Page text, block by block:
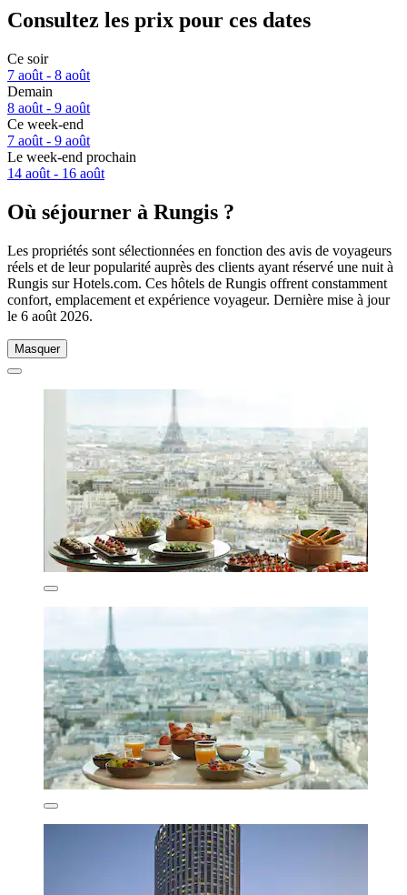
Consultez les prix pour ces dates
Ce soir
7 août - 8 août
Demain
8 août - 9 août
Ce week-end
7 août - 9 août
Le week-end prochain
14 août - 16 août
Où séjourner à Rungis ?
Les propriétés sont sélectionnées en fonction des avis de voyageurs
réels et de leur popularité auprès des clients ayant réservé une nuit à
Rungis sur Hotels.com. Ces hôtels de Rungis offrent constamment
confort, emplacement et expérience voyageur. Dernière mise à jour
le 6 août 2026.
Masquer